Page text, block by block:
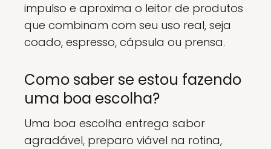
impulso e aproxima o leitor de produtos
que combinam com seu uso real, seja
coado, espresso, cápsula ou prensa.
Como saber se estou fazendo
uma boa escolha?
Uma boa escolha entrega sabor
agradável, preparo viável na rotina,